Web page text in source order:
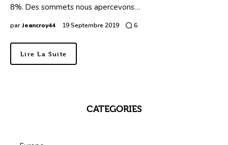
8%. Des sommets nous apercevons…
par Jeancroy44 19 Septembre 2019 6
Lire La Suite
CATEGORIES